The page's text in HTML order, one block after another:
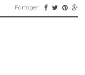
Partager: